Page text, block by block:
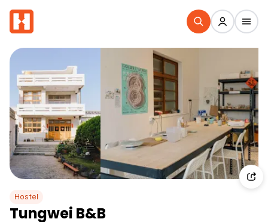
Hostel
Tungwei B&B